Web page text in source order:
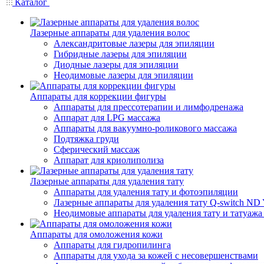
Каталог
Лазерные аппараты для удаления волос
Александритовые лазеры для эпиляции
Гибридные лазеры для эпиляции
Диодные лазеры для эпиляции
Неодимовые лазеры для эпиляции
Аппараты для коррекции фигуры
Аппараты для прессотерапии и лимфодренажа
Аппарат для LPG массажа
Аппараты для вакуумно-роликового массажа
Подтяжка груди
Сферический массаж
Аппарат для криолиполиза
Лазерные аппараты для удаления тату
Аппараты для удаления тату и фотоэпиляции
Лазерные аппараты для удаления тату Q-switch ND
Неодимовые аппараты для удаления тату и
Аппараты для омоложения кожи
Аппараты для гидропилинга
Аппараты для ухода за кожей с несовершенствами